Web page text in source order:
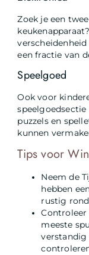
Zoek je een
een fractie van
Speelgoed
Ook voor
speelgoedsectie
puzzels en
kunnen
Tips voor
Neem de
hebben
rustig
Controleer
meeste
verstandig